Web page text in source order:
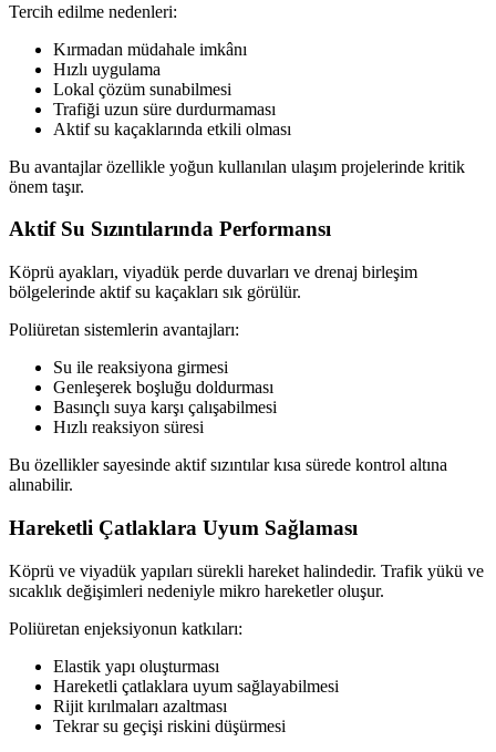
Tercih edilme nedenleri:
Kırmadan müdahale imkânı
Hızlı uygulama
Lokal çözüm sunabilmesi
Trafiği uzun süre durdurmaması
Aktif su kaçaklarında etkili olması
Bu avantajlar özellikle yoğun kullanılan ulaşım projelerinde kritik
önem taşır.
Aktif Su Sızıntılarında Performansı
Köprü ayakları, viyadük perde duvarları ve drenaj birleşim
bölgelerinde aktif su kaçakları sık görülür.
Poliüretan sistemlerin avantajları:
Su ile reaksiyona girmesi
Genleşerek boşluğu doldurması
Basınçlı suya karşı çalışabilmesi
Hızlı reaksiyon süresi
Bu özellikler sayesinde aktif sızıntılar kısa sürede kontrol altına
alınabilir.
Hareketli Çatlaklara Uyum Sağlaması
Köprü ve viyadük yapıları sürekli hareket halindedir. Trafik yükü ve
sıcaklık değişimleri nedeniyle mikro hareketler oluşur.
Poliüretan enjeksiyonun katkıları:
Elastik yapı oluşturması
Hareketli çatlaklara uyum sağlayabilmesi
Rijit kırılmaları azaltması
Tekrar su geçişi riskini düşürmesi